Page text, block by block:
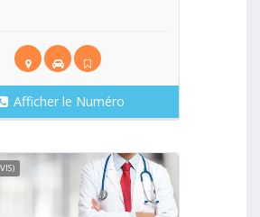
Afficher le Numéro
Voir